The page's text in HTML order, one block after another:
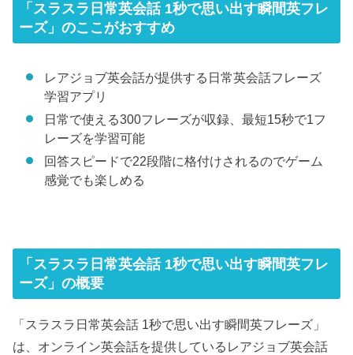
「スラスラ日常英会話 1秒で思い出す瞬間英フレ
ーズ」のここがおすすめ
レアジョブ英会話が提供する日常英会話フレーズ
学習アプリ
日常で使える300フレーズが収録、最短15秒で1フ
レーズを学習可能
回答スピードで22段階に格付けされるのでゲーム
感覚でも楽しめる
「スラスラ日常英会話 1秒で思い出す瞬間英フレ
ーズ」の概要
「スラスラ日常英会話 1秒で思い出す瞬間英フレーズ」
は、オンライン英会話を提供しているレアジョブ英会話